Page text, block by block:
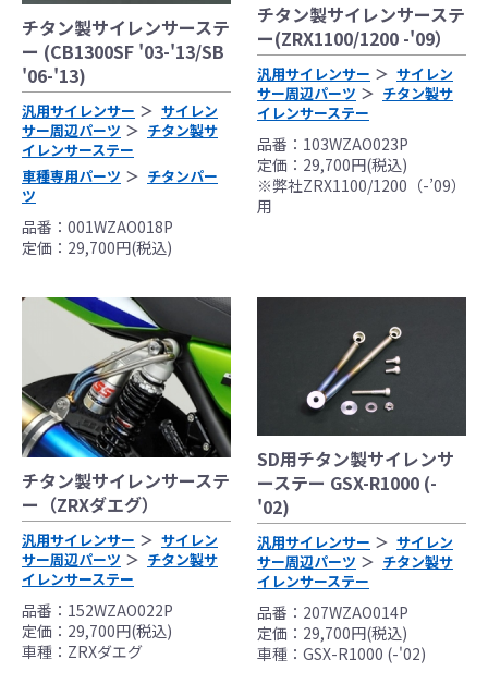
チタン製サイレンサーステ
ー (CB1300SF '03-'13/SB
'06-'13)
汎用サイレンサー
サイレン
サー周辺パーツ
チタン製サ
イレンサーステー
車種専用パーツ
チタンパー
ツ
品番：001WZAO018P
定価：29,700円(税込)
チタン製サイレンサーステ
ー(ZRX1100/1200 -'09）
汎用サイレンサー
サイレン
サー周辺パーツ
チタン製サ
イレンサーステー
品番：103WZAO023P
定価：29,700円(税込)
※弊社ZRX1100/1200（-’09）
用
チタン製サイレンサーステ
ー（ZRXダエグ）
汎用サイレンサー
サイレン
サー周辺パーツ
チタン製サ
イレンサーステー
品番：152WZAO022P
定価：29,700円(税込)
車種：ZRXダエグ
SD用チタン製サイレンサ
ーステー GSX-R1000 (-
'02)
汎用サイレンサー
サイレン
サー周辺パーツ
チタン製サ
イレンサーステー
品番：207WZAO014P
定価：29,700円(税込)
車種：GSX-R1000 (-'02)
●当HP内では、マフラーの取付けイメージをわ
かりやすくするために一般車両に装着した写
真を使用しております。
●レーシングパーツはサーキットにおけるスポ
ーツ走行ならびにレース使用を目的としてお
り公道（※）での使用は出来ません。
●国内で開催される全ての競技に対応するわけ
ではございません。
レースでの使用に際しては、主催者が発行す
る競技規則を確認の上、お客様ご自身の判断
により装着をお願い致します。
●取り付けについては専門の資格と知識・経験
を有した整備士が、指定のサービスマニュア
ル、指定の基準に基づいた取り付けを行って
ください。
なお、取付時、使用時、その他で起きた全て
の事故、故障に対し保険、保証等は一切無
く、商品の返品、クレーム等も受付できませ
んので、あらかじめご了承ください。
●商品の仕様・価格につきましては事前の予告
無く変更となる場合がありますので了承願い